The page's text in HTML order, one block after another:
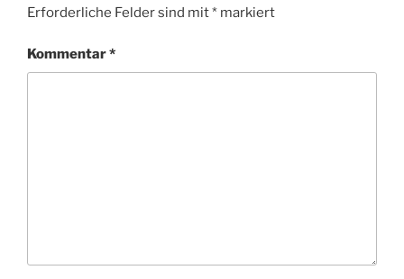
Erforderliche Felder sind mit* markiert
Kommentar*